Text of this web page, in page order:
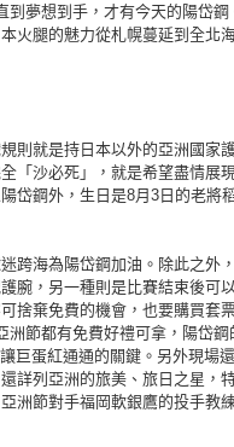
夢想到手，才有今天的陽岱鋼
火腿的魅力從札幌蔓延到全北
則就是持日本以外的亞洲國家
「沙必死」，就是希望盡情展
岱鋼外，生日是8月3日的老將
跨海為陽岱鋼加油。除此之外
腕，另一種則是比賽結束後可
捨棄免費的機會，也要購買套
節都有免費好禮可拿，陽岱鋼
巨蛋紅通通的關鍵。另外現場
詳列亞洲的旅美、旅日之星，
洲節對手福岡軟銀鷹的投手教